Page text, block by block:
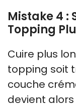
Mistake 4 :
Topping
Cuire plus
topping soit
couche
devient alors